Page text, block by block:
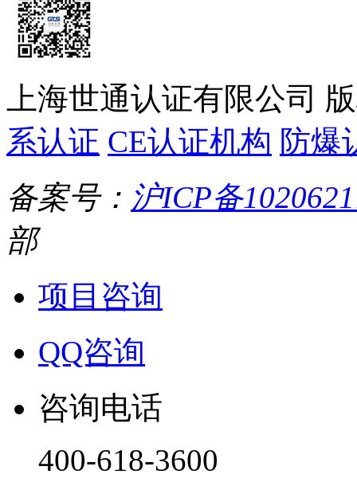
上海世通认证有限公司
系认证 CE认证机构 防爆
备案号： 沪ICP备
部
项目咨询
QQ咨询
咨询电话
400-618-3600